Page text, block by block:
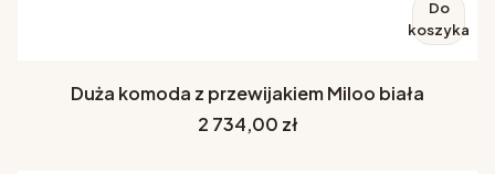
Do
koszyka
Duża komoda z przewijakiem Miloo biała
Cena
2 734,00 zł